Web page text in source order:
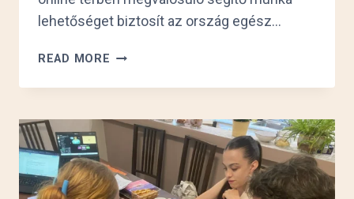
lehetőséget biztosít az ország egész…
READ MORE TÁMASZTÉR@CHATPONT